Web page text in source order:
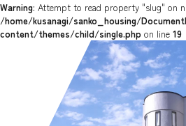
Warning: Attempt to read property "slug" on
/home/kusanagi/sanko_housing/
content/themes/child/single.php on line 19